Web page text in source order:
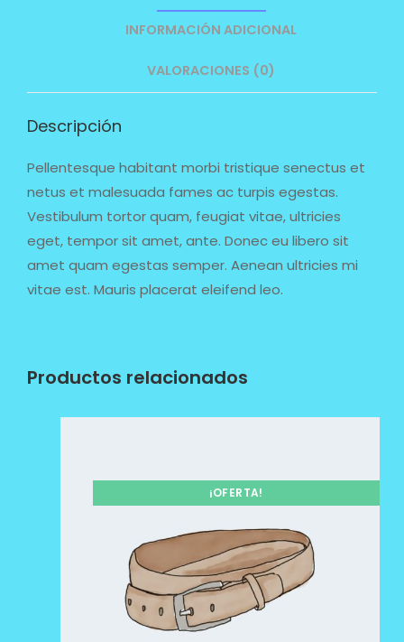
INFORMACIÓN ADICIONAL
VALORACIONES (0)
Descripción
Pellentesque habitant morbi tristique senectus et
netus et malesuada fames ac turpis egestas.
Vestibulum tortor quam, feugiat vitae, ultricies
eget, tempor sit amet, ante. Donec eu libero sit
amet quam egestas semper. Aenean ultricies mi
vitae est. Mauris placerat eleifend leo.
Productos relacionados
¡OFERTA!